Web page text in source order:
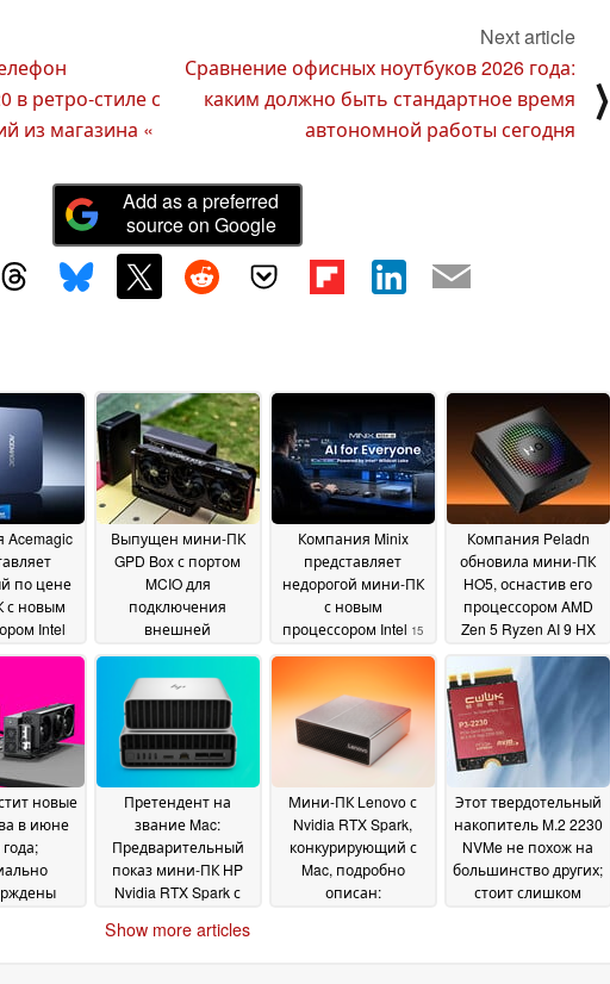
в ретро-стиле с
из магазина «
Next article
Сравнение офисных ноутбуков 2026 года:
каким должно быть стандартное время
автономной работы сегодня
⟩
Add as a preferred
source on Google
Acemagic
по цене
с новым
Intel
18 June
Выпущен мини-ПК
GPD Box с портом
MCIO для
подключения
внешней
превосходящим
OCuLink17 June 2026
Компания Minix
представляет
недорогой мини-ПК
с новым
процессором Intel 15
June 2026
Компания Peladn
обновила мини-ПК
HO5, оснастив его
процессором AMD
Zen 5 Ryzen AI 9 HX
OCuLink
14 June 2026
новые
в июне
Претендент на
звание Mac:
Предварительный
показ мини-ПК HP
Nvidia RTX Spark с
и до 128 ГБ ОЗУ08
Мини-ПК Lenovo с
Nvidia RTX Spark,
конкурирующий с
Mac, подробно
описан:
Этот твердотельный
накопитель M.2 2230
NVMe не похож на
большинство других;
стоит слишком
Show more articles